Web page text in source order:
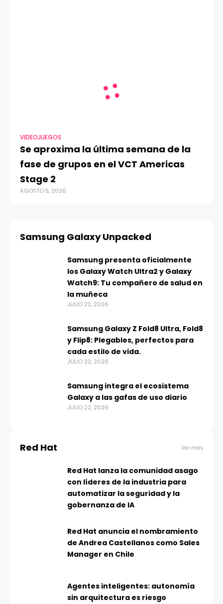
VIDEOJUEGOS
Se aproxima la última semana de la
fase de grupos en el VCT Americas
Stage 2
AGOSTO 5, 2026
Samsung Galaxy Unpacked
Samsung presenta oficialmente
los Galaxy Watch Ultra2 y Galaxy
Watch9: Tu compañero de salud en
la muñeca
JULIO 22, 2026
Samsung Galaxy Z Fold8 Ultra, Fold8
y Flip8: Plegables, perfectos para
cada estilo de vida.
JULIO 22, 2026
Samsung integra el ecosistema
Galaxy a las gafas de uso diario
JULIO 22, 2026
Red Hat Ver más
Red Hat lanza la comunidad asago
con líderes de la industria para
automatizar la seguridad y la
gobernanza de IA
Red Hat anuncia el nombramiento
de Andrea Castellanos como Sales
Manager en Chile
Agentes inteligentes: autonomía
sin arquitectura es riesgo